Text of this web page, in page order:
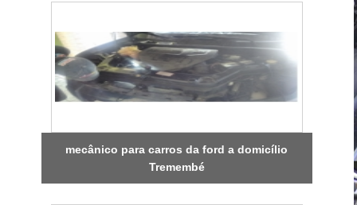
mecânico para carros da ford a domicílio
Tremembé